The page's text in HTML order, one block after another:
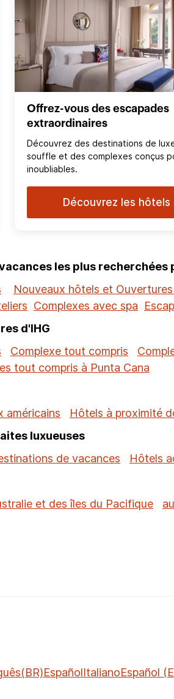
Offrez-vous des escapades
extraordinaires
Découvrez des destinations de
souffle et des complexes conçus
inoubliables.
Découvrez les hôtels
les plus recherchées
Nouveaux hôtels et
Complexes avec spa
d'IHG
Complexe tout compris
tout compris à Punta Cana
américains Hôtels à proximité
luxueuses
de vacances
Hôtels
et des îles du Pacifique
EspañolItalianoEspañol